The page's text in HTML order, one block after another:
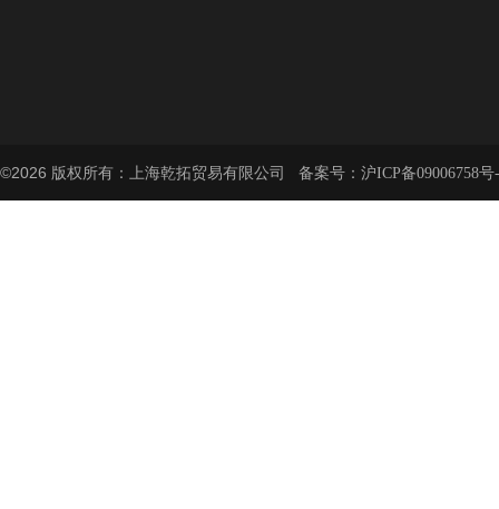
©2026 版权所有：上海乾拓贸易有限公司 备案号： 沪ICP备09006758号